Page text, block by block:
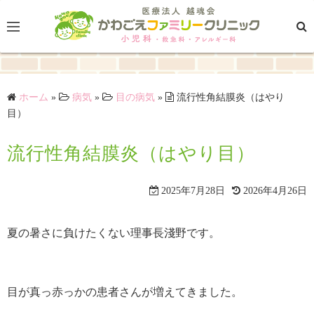
ン
へ
ス
ッ
ホーム » 病気 » 目の病気 »
流行性角結膜炎（はやり
目）
流行性角結膜炎（はやり目）
2025年7月28日 2026年4月26日
夏の暑さに負けたくない理事長淺野です。
目が真っ赤っかの患者さんが増えてきました。